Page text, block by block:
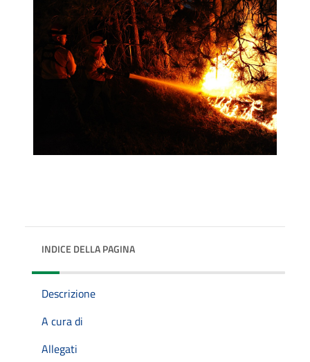
INDICE DELLA PAGINA
Descrizione
A cura di
Allegati